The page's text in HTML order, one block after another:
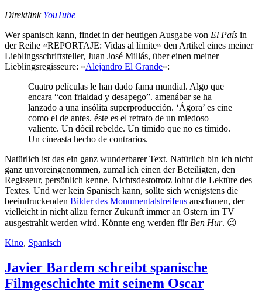
Direktlink YouTube
Wer spanisch kann, findet in der heutigen Ausgabe von El País in
der Reihe «REPORTAJE: Vidas al límite» den Artikel eines meiner
Lieblingsschriftsteller, Juan José Millás, über einen meiner
Lieblingsregisseure: «Alejandro El Grande»:
Cuatro películas le han dado fama mundial. Algo que
encara “con frialdad y desapego”. amenábar se ha
lanzado a una insólita superproducción. ‘Ágora’ es cine
como el de antes. éste es el retrato de un miedoso
valiente. Un dócil rebelde. Un tímido que no es tímido.
Un cineasta hecho de contrarios.
Natürlich ist das ein ganz wunderbarer Text. Natürlich bin ich nicht
ganz unvoreingenommen, zumal ich einen der Beteiligten, den
Regisseur, persönlich kenne. Nichtsdestotrotz lohnt die Lektüre des
Textes. Und wer kein Spanisch kann, sollte sich wenigstens die
beeindruckenden Bilder des Monumentalstreifens anschauen, der
vielleicht in nicht allzu ferner Zukunft immer an Ostern im TV
ausgestrahlt werden wird. Könnte eng werden für Ben Hur. 😉
Kino, Spanisch
Javier Bardem schreibt spanische
Filmgeschichte mit seinem Oscar